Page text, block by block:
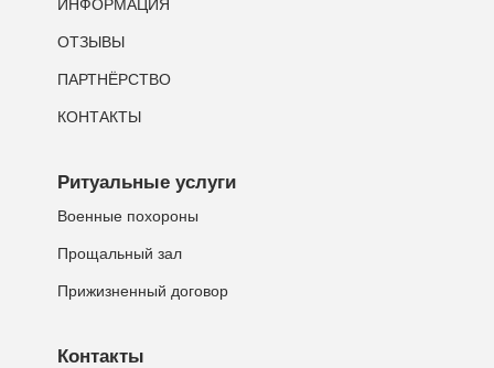
ИНФОРМАЦИЯ
ОТЗЫВЫ
ПАРТНЁРСТВО
КОНТАКТЫ
Ритуальные услуги
Военные похороны
Прощальный зал
Прижизненный договор
Контакты